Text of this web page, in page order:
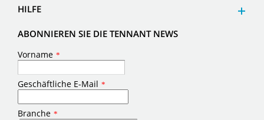
HILFE
ABONNIEREN SIE DIE TENNANT NEWS